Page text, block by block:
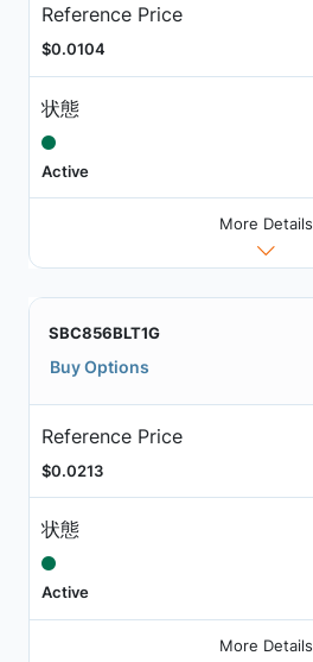
Reference Price
$0.0104
状態
Active
More Details
SBC856BLT1G
Buy Options
Reference Price
$0.0213
状態
Active
More Details